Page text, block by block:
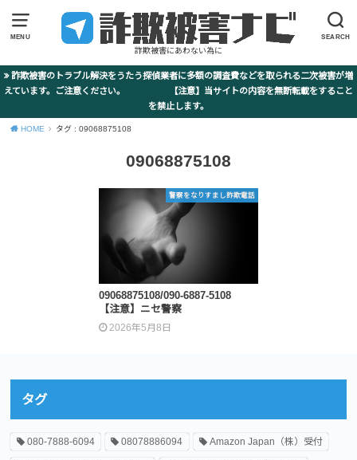
MENU SEARCH
詐欺被害にあわない為に
詐欺被害のトラブル解決をうたう探偵業者に多額の調査費などを取られる二次被害が増
えています。ご注意ください。 【注意】当サイトの内容を無断転載をすること
を禁止します。
HOME タグ : 09068875108
09068875108
警察をなりすまし詐欺電話
09068875108/090-6887-5108
【注意】ニセ警察
2026年5月8日
タグ
080-7888-6094 08078886094 Amazon Japan（株）受付